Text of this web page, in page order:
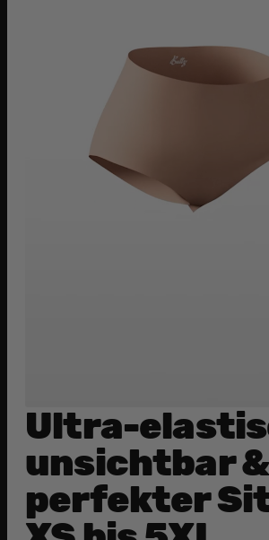
Ultra-
unsichtbar &
perfekter